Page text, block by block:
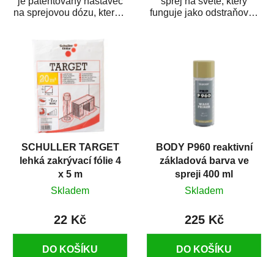
na sprejovou dózu, který ji
funguje jako odstraňovač
SCHULLER TARGET
lehká zakrývací fólie 4
x 5 m
Skladem
22 Kč
DO KOŠÍKU
BODY P960 reaktivní
základová barva ve
spreji 400 ml
Skladem
225 Kč
DO KOŠÍKU